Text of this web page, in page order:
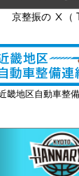
京整振の Ⅹ（
畿地区自動車整